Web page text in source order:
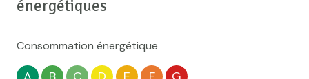
énergétiques
Consommation énergétique